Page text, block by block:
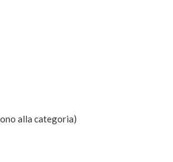
alla categoria)